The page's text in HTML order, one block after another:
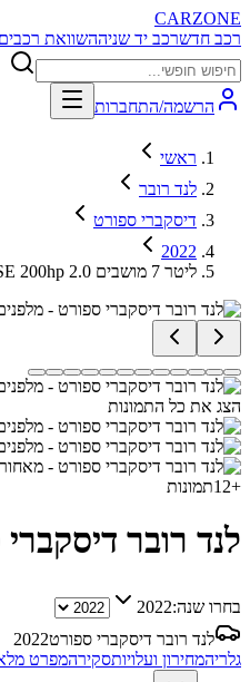
CARZONE
רכב חדשרכב יד שניההשוואת רכבים
הרשמה/התחברות
ראשי
לנד רובר
דיסקברי ספורט
2022
SE 200hp 2.0 ליטר 7 מושבים
הצג את כל התמונות
+
12תמונות
לנד רובר
בחרו שנה:2022
לנד רובר דיסקברי ספורט2022
גלריהמחירון ועלויותסקירהמפרט